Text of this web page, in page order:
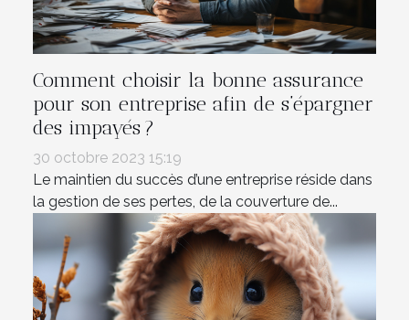
Comment choisir la bonne assurance
pour son entreprise afin de s’épargner
des impayés ?
30 octobre 2023 15:19
Le maintien du succès d’une entreprise réside dans
la gestion de ses pertes, de la couverture de...